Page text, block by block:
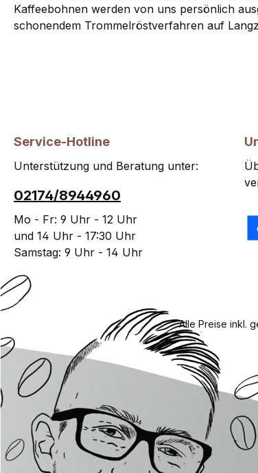
Kaffeebohnen werden von uns persönlich
schonendem Trommelröstverfahren auf
Service-Hotline
Unterstützung und Beratung unter:
02174/8944960
Mo - Fr: 9 Uhr - 12 Uhr
und 14 Uhr - 17:30 Uhr
Samstag: 9 Uhr - 14 Uhr
Alle Preise inkl.